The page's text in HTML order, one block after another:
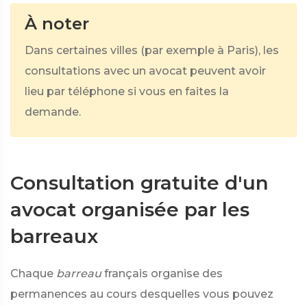
À noter
Dans certaines villes (par exemple à Paris), les
consultations avec un avocat peuvent avoir
lieu par téléphone si vous en faites la
demande.
Consultation gratuite d'un
avocat organisée par les
barreaux
Chaque barreau français organise des
permanences au cours desquelles vous pouvez